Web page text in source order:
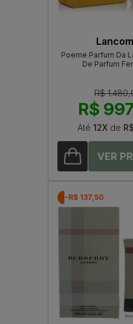
Poeme Parfum Da
De Parfum
R$
R$
Até 12X de
-R$ 137,50